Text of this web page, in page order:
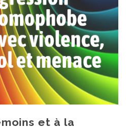
et à la